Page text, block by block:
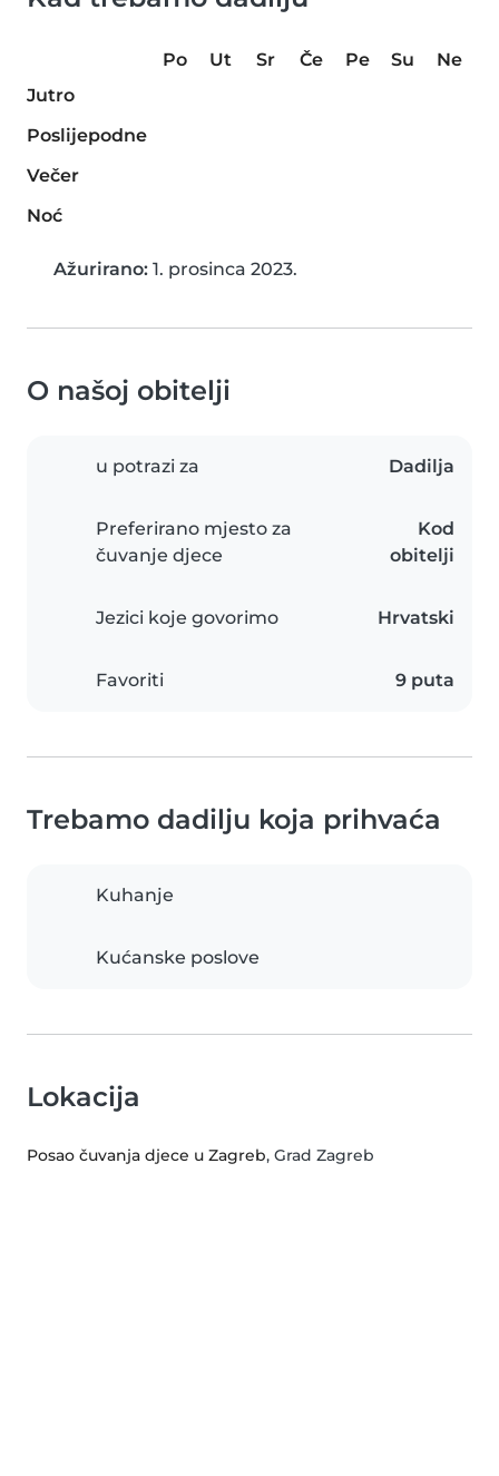
Po Ut Sr Če Pe Su
Ne
Jutro
Poslijepodne
Večer
Noć
Ažurirano: 1. prosinca 2023.
O našoj obitelji
u potrazi za Dadilja
Preferirano mjesto za
čuvanje djece
Kod
obitelji
Jezici koje govorimo Hrvatski
Favoriti 9 puta
Trebamo dadilju koja prihvaća
Kuhanje
Kućanske poslove
Lokacija
Posao čuvanja djece u Zagreb, Grad Zagreb